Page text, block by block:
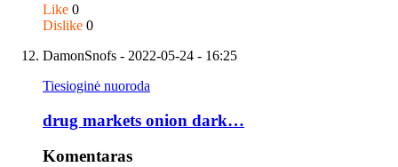
Like 0
Dislike 0
DamonSnofs - 2022-05-24 - 16:25
Tiesioginė nuoroda
drug markets onion dark…
Komentaras